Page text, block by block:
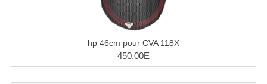
Microphones Filaires
Micro Sans Fil HF VHF 200MHZ
Micro Sans Fil HF UHF 800MHZ
hp 46cm pour CVA 118X
450.00E